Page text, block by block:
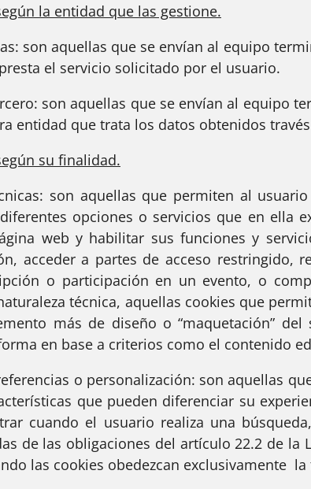
la entidad que las gestione.
son aquellas que se envían al equipo
el servicio solicitado por el usuario.
son aquellas que se envían al equipo
entidad que trata los datos obtenidos
su finalidad.
son aquellas que permiten al usuario
opciones o servicios que en ella
web y habilitar sus funciones y
acceder a partes de acceso restringido,
o participación en un evento, o
técnica, aquellas cookies que
más de diseño o “maquetación”
en base a criterios como el contenido
o personalización: son aquellas
que pueden diferenciar su
cuando el usuario realiza una
de las obligaciones del artículo 22.2 de
las cookies obedezcan exclusivamente